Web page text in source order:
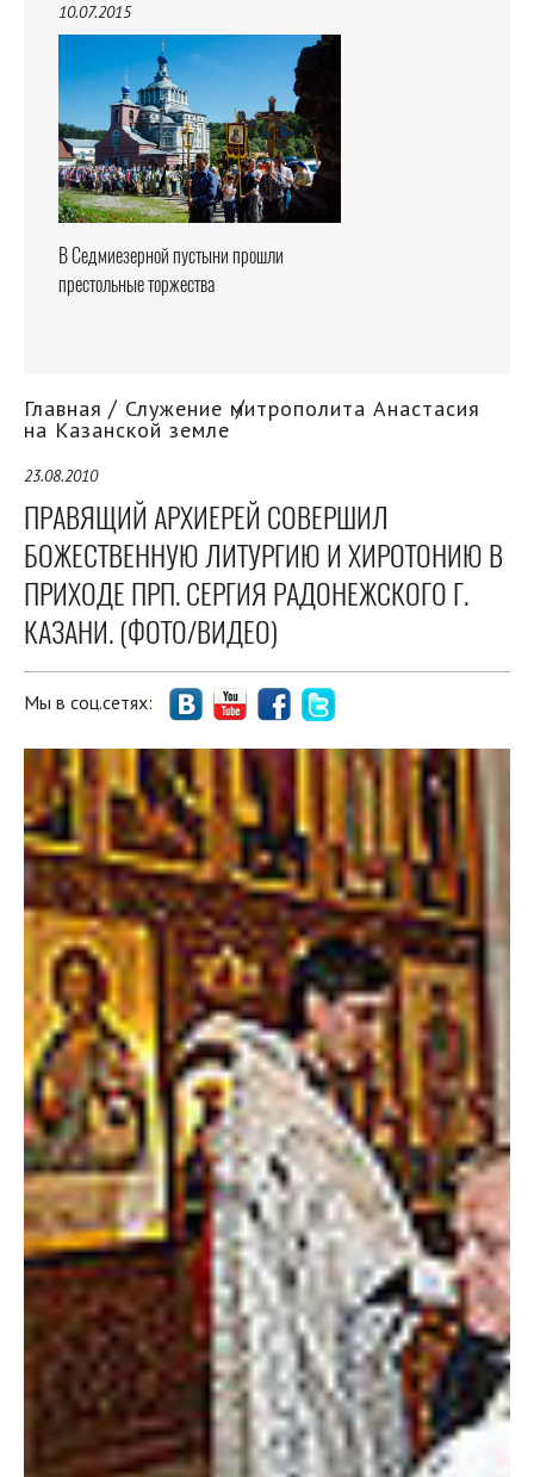
10.07.2015
В Седмиезерной пустыни прошли
престольные торжества
Главная Служение митрополита Анастасия
на Казанской земле
23.08.2010
ПРАВЯЩИЙ АРХИЕРЕЙ СОВЕРШИЛ
БОЖЕСТВЕННУЮ ЛИТУРГИЮ И ХИРОТОНИЮ В
ПРИХОДЕ ПРП. СЕРГИЯ РАДОНЕЖСКОГО Г.
КАЗАНИ. (ФОТО/ВИДЕО)
Мы в соц.сетях: